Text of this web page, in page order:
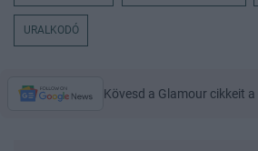
URALKODÓ
Kövesd a Glamour cikkeit a